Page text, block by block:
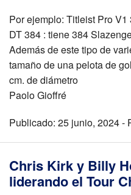
Por ejemplo: Titleist Pro
DT 384 : tiene 384
Además de este tipo de
tamaño de una pelota de
cm. de diámetro
Paolo Gioffré
Publicado: 25 junio, 2024 -
Chris Kirk y Billy
liderando el Tour